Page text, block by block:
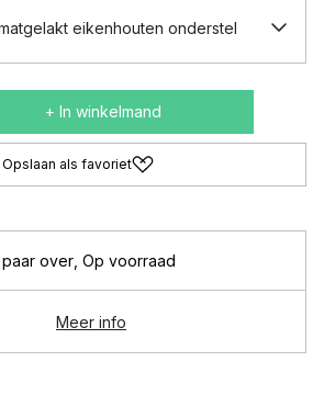
eikenhouten onderstel
+ In winkelmand
Opslaan als favoriet
over Op voorraad
Meer info